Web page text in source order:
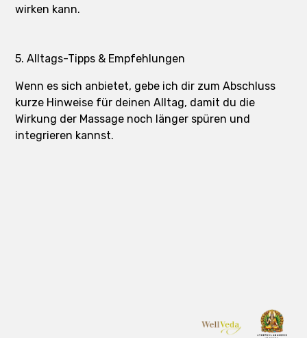
wirken kann.
5. Alltags-Tipps & Empfehlungen
Wenn es sich anbietet, gebe ich dir zum Abschluss
kurze Hinweise für deinen Alltag, damit du die
Wirkung der Massage noch länger spüren und
integrieren kannst.